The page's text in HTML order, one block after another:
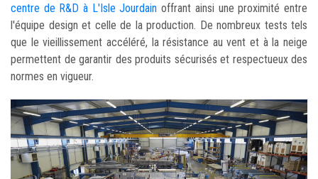
centre de R&D à L'Isle Jourdain offrant ainsi une proximité entre
l'équipe design et celle de la production. De nombreux tests tels
que le vieillissement accéléré, la résistance au vent et à la neige
permettent de garantir des produits sécurisés et respectueux des
normes en vigueur.